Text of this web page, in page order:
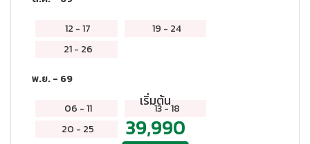
12 -17 19 - 24
21- 26
พ.ย. - 69
06 -11 13-18
20 - 25
เริ่มต้น
39,990